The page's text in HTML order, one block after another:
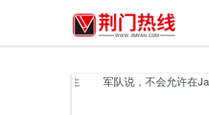
军队说，不会允许在